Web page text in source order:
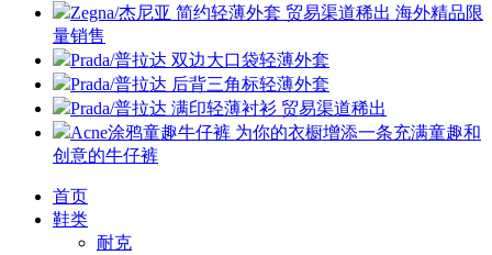
Zegna/杰尼亚 简约轻薄外套 贸易渠道稀出 海外精品限
量销售
Prada/普拉达 双边大口袋轻薄外套
Prada/普拉达 后背三角标轻薄外套
Prada/普拉达 满印轻薄衬衫 贸易渠道稀出
Acne涂鸦童趣牛仔裤 为你的衣橱增添一条充满童趣和
创意的牛仔裤
首页
鞋类
耐克